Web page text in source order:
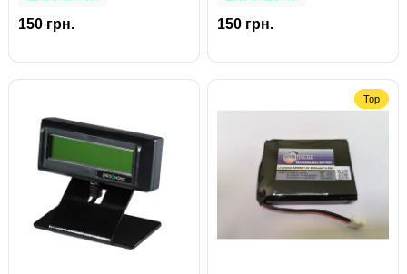
страниц
150 грн.
голограммой, 80 страниц, А4,
газетная бумага
150 грн.
Top